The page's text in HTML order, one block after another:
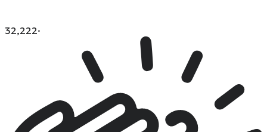
32,222·